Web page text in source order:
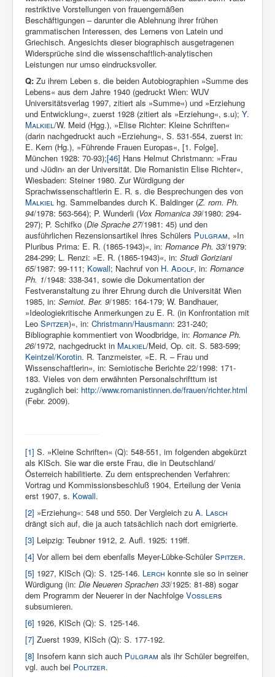
re­striktive Vorstellungen von frauengemäßen
Beschäftigungen – darun­ter die Ablehnung ihrer frühen
grammatischen Interessen, des Ler­nens von Latein und
Griechisch. Angesichts dieser biographisch ausgetragenen
Widersprüche sind die wissenschaftlich-analytischen
Leistungen nur umso eindrucksvoller.
Q: Zu ihrem Leben s. die beiden Autobiographien »Summe des
Lebens« aus dem Jahre 1940 (gedruckt Wien: WUV
Universitätsverlag 1997, zitiert als »Summe«) und »Erziehung
und Entwicklung«, zuerst 1928 (zitiert als »Erziehung«, s.u); Y.
Malkiel/W. Meid (Hgg.), »Elise Richter: Kleine Schriften«
(darin nachgedruckt auch »Erziehung«, S. 531-554, zuerst in:
E. Kern (Hg.), »Führende Frauen Europas«, [1. Folge],
München 1928: 70-93);[46] Hans Helmut Christmann: »Frau
und ›Jüdin‹ an der Universität. Die Romanistin Elise Richter«,
Wiesbaden: Steiner 1980. Zur Würdigung der
Sprachwissenschaftlerin E. R. s. die Besprechungen des von
Malkiel hg. Sammelbandes durch K. Baldinger (Z. rom. Ph.
94/1978: 563-564); P. Wunderli (Vox Roma­nica 39/1980: 294-
297); P. Schifko (Die Sprache 27/1981: 45) und den
ausführlichen Rezensionsartikel ihres Schülers Pulgram, »In
Pluribus Prima: E. R. (1865-1943)«, in: Romance Ph. 33/1979:
284-299; L. Renzi: »E. R. (1865-1943)«, in: Studi Goriziani
65/1987: 99-111; Kowall; Nachruf von H. Adolf, in: Romance
Ph. 1/1948: 338-341, sowie die Dokumentation der
Festveranstaltung zu ihrer Ehrung durch die Universität Wien
1985, in: Semiot. Ber. 9/1985: 164-179; W. Bandhauer,
»Ideologiekritische Anmerkungen zu E. R. (in Konfrontation mit
Leo Spitzer)«, in: Christmann/Hausmann: 231-240;
Bibliographie kommentiert von Woodbridge, in: Romance Ph.
26/1972, nachgedruckt in Malkiel/Meid, Op. cit. S. 583-599;
Keintzel/Korotin. R. Tanzmeister, »E. R. – Frau und
Wissenschaftlerin«, in: Semiotische Berichte 22/1998: 171-
183. Vieles von dem erwähnten Personalschrifttum ist
zugänglich bei: http://www.romanistinnen.de/frauen/richter.html
(Febr. 2009).
[1] S. »Kleine Schriften« (Q): 548-551, im folgenden abgekürzt
als KlSch. Sie war die erste Frau, die in Deutschland/
Österreich habilitierte. Zu dem entsprechenden Verfahren:
Vortrag und Kommissionsbeschluß 1904, Erteilung der Venia
erst 1907, s. Kowall.
[2] »Erziehung«: 548 und 550. Der Vergleich zu A. Lasch
drängt sich auf, die ja auch tatsächlich nach dort emi­grierte.
[3] Leipzig: Teubner 1912, 2. Aufl. 1925: 119ff.
[4] Vor allem bei dem ebenfalls Meyer-Lübke-SchülerSpitzer.
[5] 1927, KlSch (Q): S. 125-146. Lerch konnte sie so in seiner
Würdigung (in: Die Neueren Sprachen 33/1925: 81-88) sogar
dem Programm der Neuerer in der Nachfolge Vosslers
subsumieren.
[6] 1926, KlSch (Q): S. 125-146.
[7] Zuerst 1939, KlSch (Q): S. 177-192.
[8] Insofern kann sich auch Pulgram als ihr Schüler begreifen,
vgl. auch bei Politzer.